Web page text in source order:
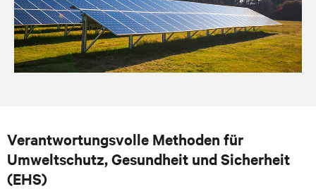
Verantwortungsvolle Methoden für
Umweltschutz, Gesundheit und Sicherheit
(EHS)